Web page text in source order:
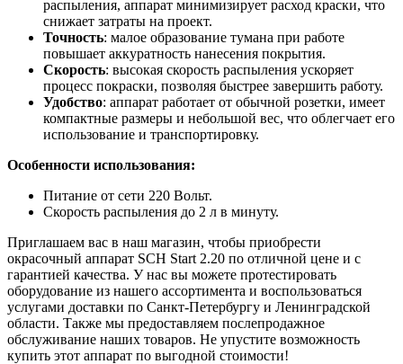
распыления, аппарат минимизирует расход краски, что
снижает затраты на проект.
Точность: малое образование тумана при работе
повышает аккуратность нанесения покрытия.
Скорость: высокая скорость распыления ускоряет
процесс покраски, позволяя быстрее завершить работу.
Удобство: аппарат работает от обычной розетки, имеет
компактные размеры и небольшой вес, что облегчает его
использование и транспортировку.
Особенности использования:
Питание от сети 220 Вольт.
Скорость распыления до 2 л в минуту.
Приглашаем вас в наш магазин, чтобы приобрести
окрасочный аппарат SCH Start 2.20 по отличной цене и с
гарантией качества. У нас вы можете протестировать
оборудование из нашего ассортимента и воспользоваться
услугами доставки по Санкт-Петербургу и Ленинградской
области. Также мы предоставляем послепродажное
обслуживание наших товаров. Не упустите возможность
купить этот аппарат по выгодной стоимости!